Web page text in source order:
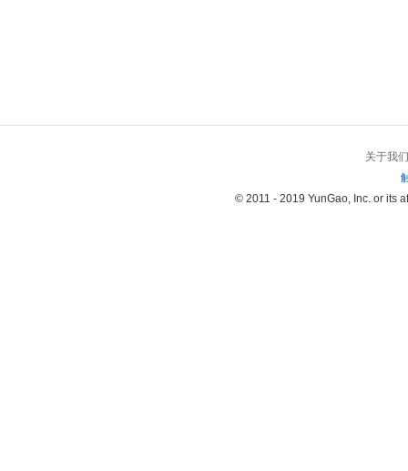
关于我们
© 2011 - 2019 YunGao, Inc. or its